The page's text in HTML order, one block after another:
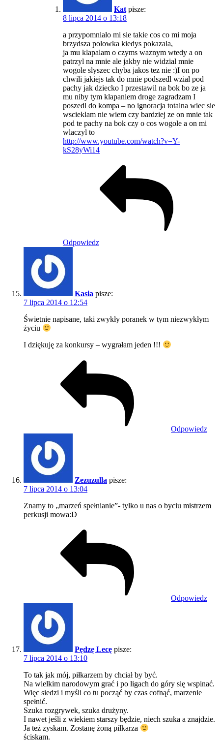
Kat pisze:
8 lipca 2014 o 13:18
a przypomnialo mi sie takie cos co mi moja
brzydsza polowka kiedys pokazala,
ja mu klapalam o czyms waznym wtedy a on
patrzyl na mnie ale jakby nie widzial mnie
wogole slyszec chyba jakos tez nie :)I on po
chwili jakiejs tak do mnie podszedl wzial pod
pachy jak dziecko I przestawil na bok bo ze ja
mu niby tym klapaniem droge zagradzam I
poszedl do kompa – no ignoracja totalna wiec sie
wscieklam nie wiem czy bardziej ze on mnie tak
pod te pachy na bok czy o cos wogole a on mi
wlaczyl to
http://www.youtube.com/watch?v=Y-
kS28yWi14
Odpowiedz
Kasia pisze:
7 lipca 2014 o 12:54
Świetnie napisane, taki zwykły poranek w tym niezwykłym
życiu
I dziękuję za konkursy – wygrałam jeden !!!
Odpowiedz
Zezuzulla pisze:
7 lipca 2014 o 13:04
Znamy to „marzeń spełnianie”- tylko u nas o byciu mistrzem
perkusji mowa:D
Odpowiedz
Pędzę Lecę pisze:
7 lipca 2014 o 13:10
To tak jak mój, piłkarzem by chciał by być.
Na wielkim narodowym grać i po ligach do góry się wspinać.
Więc siedzi i myśli co tu począć by czas cofnąć, marzenie
spełnić.
Szuka rozgrywek, szuka drużyny.
I nawet jeśli z wiekiem starszy będzie, niech szuka a znajdzie.
Ja też zyskam. Zostanę żoną piłkarza
ściskam.